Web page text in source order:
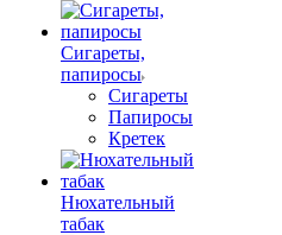
Сигареты,
папиросы
Сигареты
Папиросы
Кретек
Нюхательный
табак